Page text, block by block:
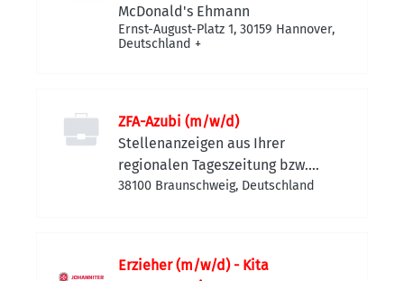
McDonald's Ehmann
Ernst-August-Platz 1, 30159 Hannover,
Deutschland +
ZFA-Azubi (m/w/d)
Stellenanzeigen aus Ihrer
regionalen Tageszeitung bzw.
Anzeigenzeitung
38100 Braunschweig, Deutschland
Erzieher (m/w/d) - Kita